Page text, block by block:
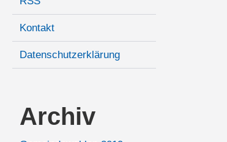
Kontakt
Datenschutzerklärung
Archiv